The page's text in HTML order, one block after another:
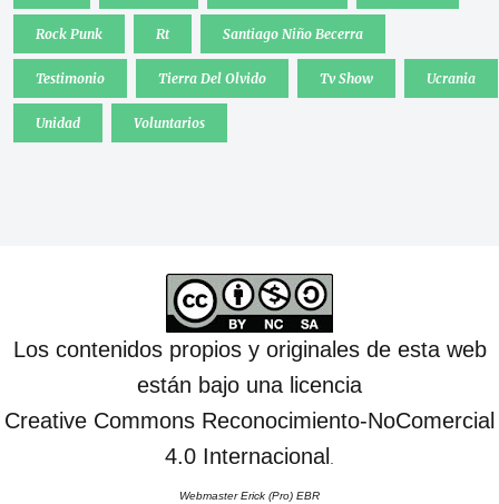
Rock Punk Rt Santiago Niño Becerra
Testimonio Tierra Del Olvido Tv Show Ucrania
Unidad Voluntarios
Los contenidos propios y originales de esta web
están bajo una licencia
Creative Commons Reconocimiento-NoComercial
4.0 Internacional
Webmaster Erick (Pro) EBR